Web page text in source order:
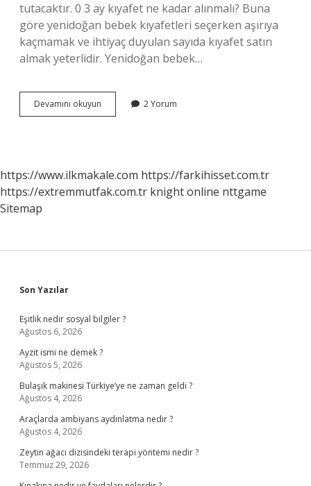
tutacaktır. 0 3 ay kıyafet ne kadar alınmalı? Buna
göre yenidoğan bebek kıyafetleri seçerken aşırıya
kaçmamak ve ihtiyaç duyulan sayıda kıyafet satın
almak yeterlidir. Yenidoğan bebek…
Devamını okuyun
Giyimi
2 Yorum
https://www.ilkmakale.com https://farkihisset.com.tr
https://extremmutfak.com.tr knight online nttgame
Sitemap
Sidebar
Son Yazılar
Eşitlik nedir sosyal bilgiler ?
Ağustos 6, 2026
Ayzit ismi ne demek ?
Ağustos 5, 2026
Bulaşık makinesi Türkiye’ye ne zaman geldi ?
Ağustos 4, 2026
Araçlarda ambiyans aydınlatma nedir ?
Ağustos 4, 2026
Zeytin ağacı dizisindeki terapi yöntemi nedir ?
Temmuz 29, 2026